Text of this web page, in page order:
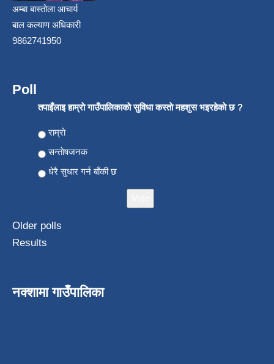
अम्बा बास्तोला आचार्य
बाल कल्याण अधिकारी
9862741950
Poll
तपाइँलाइ हाम्राे गाउँपालिकाकाे सुविधा कस्ताे महशुस भइरहेकाे छ ?
Choices
राम्राे
सन्ताेषजनक
धेरै सुधार गर्न बाँकी छ
Older polls
Results
नक्शामा गाउँपालिका